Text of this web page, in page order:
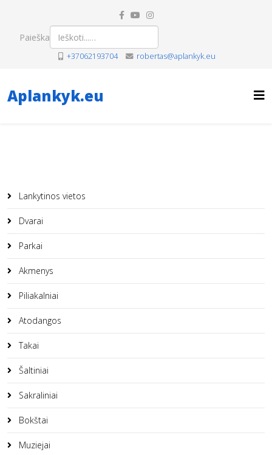
Paieška
+37062193704 robertas@aplankyk.eu
Aplankyk.eu
Lankytinos vietos
Dvarai
Parkai
Akmenys
Piliakalniai
Atodangos
Takai
Šaltiniai
Sakraliniai
Bokštai
Muziejai